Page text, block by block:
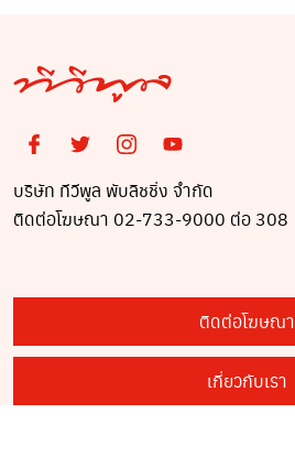
บริษัท ทีวีพูล พับลิชชิ่ง จำกัด
ติดต่อโฆษณา 02-733-9000 ต่อ 308
ติดต่อโฆษณา
เกี่ยวกับเรา